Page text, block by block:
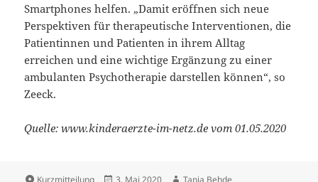
Smartphones helfen. „Damit eröffnen sich neue
Perspektiven für therapeutische Interventionen, die
Patientinnen und Patienten in ihrem Alltag
erreichen und eine wichtige Ergänzung zu einer
ambulanten Psychotherapie darstellen können“, so
Zeeck.
Quelle: www.kinderaerzte-im-netz.de vom 01.05.2020
Format Veröffentlicht Autor